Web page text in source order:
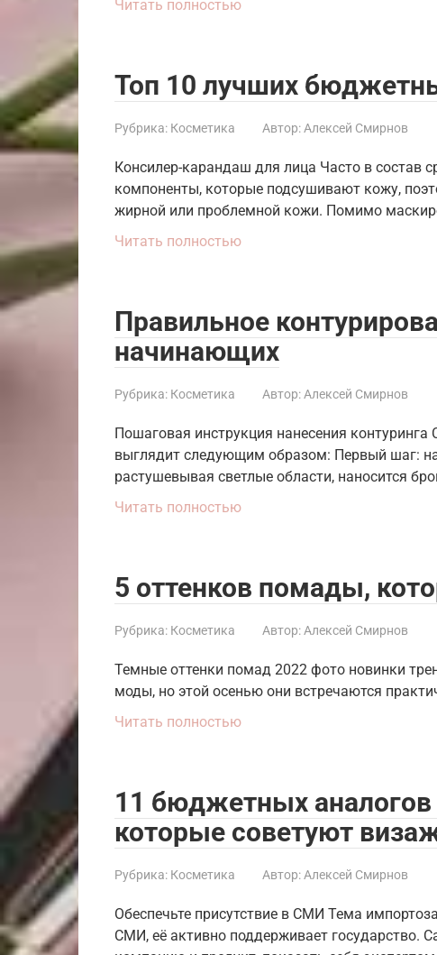
Читать полностью
Топ 10 лучших
Рубрика: Косметика Автор: Алексей Смирнов
Консилер-карандаш для лица Часто в состав
компоненты, которые подсушивают кожу,
жирной или проблемной кожи. Помимо
Читать полностью
Правильное
начинающих
Рубрика: Косметика Автор: Алексей Смирнов
Пошаговая инструкция нанесения
выглядит следующим образом: Первый шаг:
растушевывая светлые области, наносится
Читать полностью
5 оттенков помады,
Рубрика: Косметика Автор: Алексей Смирнов
Темные оттенки помад 2022 фото новинки
моды, но этой осенью они встречаются
Читать полностью
11 бюджетных
которые советуют
Рубрика: Косметика Автор: Алексей Смирнов
Обеспечьте присутствие в СМИ Тема
СМИ, её активно поддерживает государство.